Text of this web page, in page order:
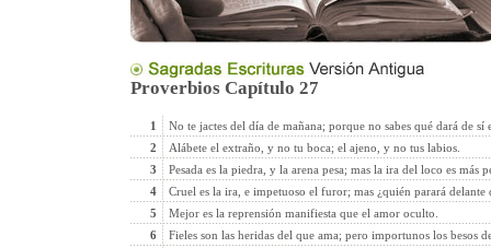
Proverbios Capítulo 27
1
No te jactes del día de mañana; porque no sabes qué dará de sí
2
Alábete el extraño, y no tu boca; el ajeno, y no tus labios.
3
Pesada es la piedra, y la arena pesa; mas la ira del loco es más
4
Cruel es la ira, e impetuoso el furor; mas ¿quién parará delante
5
Mejor es la reprensión manifiesta que el amor oculto.
6
Fieles son las heridas del que ama; pero importunos los besos